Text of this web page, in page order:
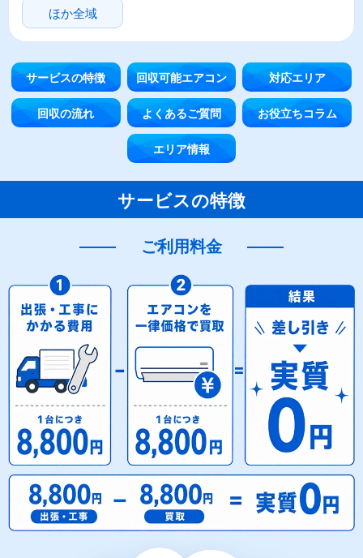
ほか全域
サービスの特徴 回収可能エアコン 対応エリア
回収の流れ よくあるご質問 お役立ちコラム
エリア情報
サービスの特徴
ご利用料金